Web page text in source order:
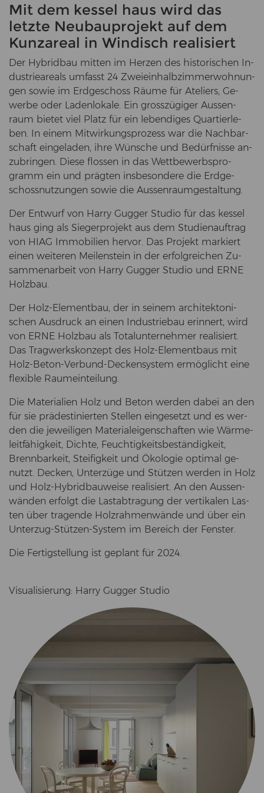
Mit dem kes­sel haus wird das
letz­te Neu­bau­pro­jekt auf dem
Kun­z­are­al in Win­disch rea­li­siert
Der Hy­brid­bau mit­ten im Her­zen des his­to­ri­schen In­
dus­trie­are­als um­fasst 24 Zwei­ein­halb­zim­mer­woh­nun­
gen sowie im Erd­ge­schoss Räume für Ate­liers, Ge­
wer­be oder La­den­lo­ka­le. Ein gross­zü­gi­ger Aus­sen­
raum bie­tet viel Platz für ein le­ben­di­ges Quar­tier­le­
ben. In einem Mit­wir­kungs­pro­zess war die Nach­bar­
schaft ein­ge­la­den, ihre Wün­sche und Be­dürf­nis­se an­
zu­brin­gen. Diese flos­sen in das Wett­be­werbs­pro­
gramm ein und präg­ten ins­be­son­de­re die Erd­ge­
schoss­nut­zun­gen sowie die Aus­sen­raum­ge­stal­tung.
Der Ent­wurf von Harry Gug­ger Stu­dio für das kes­sel
haus ging als Sie­ger­pro­jekt aus dem Stu­di­en­auf­trag
von HIAG Im­mo­bi­li­en her­vor. Das Pro­jekt mar­kiert
einen wei­te­ren Mei­len­stein in der er­folg­rei­chen Zu­
sam­men­ar­beit von Harry Gug­ger Stu­dio und ERNE
Holz­bau.
Der Holz-​Elementbau, der in sei­nem ar­chi­tek­to­ni­
schen Aus­druck an einen In­dus­trie­bau er­in­nert, wird
von ERNE Holz­bau als To­tal­un­ter­neh­mer rea­li­siert.
Das Trag­werks­kon­zept des Holz-​Elementbaus mit
Holz-​Beton-Verbund-Deckensystem er­mög­licht eine
fle­xi­ble Raum­ein­tei­lung.
Die Ma­te­ria­li­en Holz und Beton wer­den dabei an den
für sie prä­de­sti­nier­ten Stel­len ein­ge­setzt und es wer­
den die je­wei­li­gen Ma­te­ri­al­ei­gen­schaf­ten wie Wär­me­
leit­fä­hig­keit, Dich­te, Feuch­tig­keits­be­stän­dig­keit,
Brenn­bar­keit, Stei­fig­keit und Öko­lo­gie op­ti­mal ge­
nutzt. De­cken, Un­ter­zü­ge und Stüt­zen wer­den in Holz
und Holz-​Hybridbauweise rea­li­siert. An den Aus­sen­
wän­den er­folgt die Last­ab­tra­gung der ver­ti­ka­len Las­
ten über tra­gen­de Holz­rah­men­wän­de und über ein
Unterzug-​Stützen-System im Be­reich der Fens­ter.
Die Fer­tig­stel­lung ist ge­plant für 2024.
Vi­sua­li­sie­rung: Harry Gug­ger Stu­dio